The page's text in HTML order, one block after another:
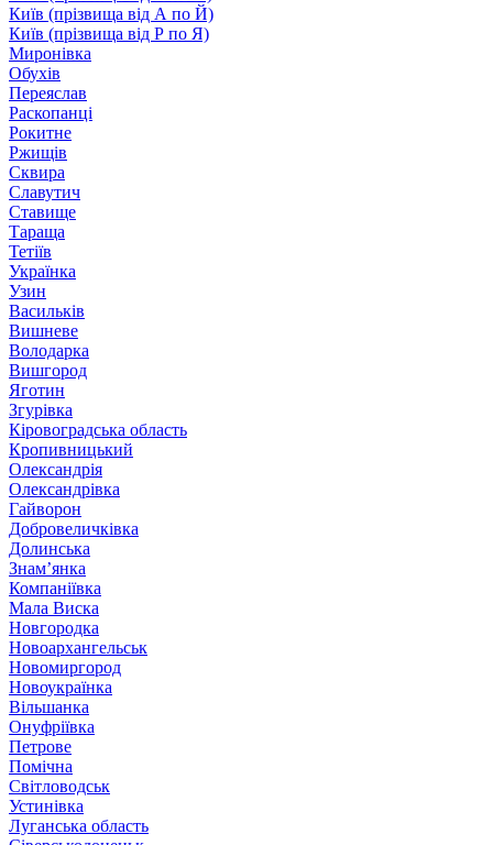
Київ (прізвища від А по Й)
Київ (прізвища від Р по Я)
Миронівка
Обухів
Переяслав
Раскопанці
Рокитне
Ржищів
Сквира
Славутич
Ставище
Тараща
Тетіїв
Українка
Узин
Васильків
Вишневе
Володарка
Вишгород
Яготин
Згурівка
Кіровоградська область
Кропивницький
Олександрія
Олександрівка
Гайворон
Добровеличківка
Долинська
Знам’янка
Компаніївка
Мала Виска
Новгородка
Новоархангельськ
Новомиргород
Новоукраїнка
Вільшанка
Онуфріївка
Петрове
Помічна
Світловодськ
Устинівка
Луганська область